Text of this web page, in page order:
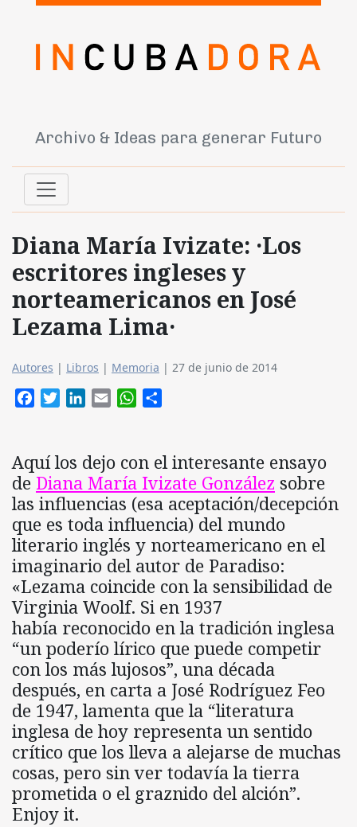
Archivo & Ideas para generar Futuro
Diana María Ivizate: ·Los
escritores ingleses y
norteamericanos en José
Lezama Lima·
Autores | Libros | Memoria | 27 de junio de 2014
FacebookTwitterLinkedIn
Email WhatsApp
Aquí los dejo con el interesante ensayo
de Diana María Ivizate González sobre
las influencias (esa aceptación/decepción
que es toda influencia) del mundo
literario inglés y norteamericano en el
imaginario del autor de Paradiso:
«Lezama coincide con la sensibilidad de
Virginia Woolf. Si en 1937
había reconocido en la tradición inglesa
“un poderío lírico que puede competir
con los más lujosos”, una década
después, en carta a José Rodríguez Feo
de 1947, lamenta que la “literatura
inglesa de hoy representa un sentido
crítico que los lleva a alejarse de muchas
cosas, pero sin ver todavía la tierra
prometida o el graznido del alción”.
Enjoy it.